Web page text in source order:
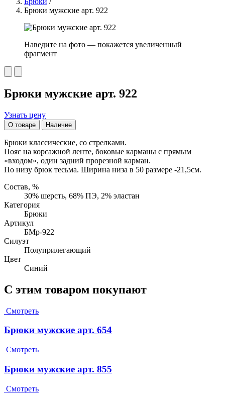
Брюки мужские арт. 922
Наведите на фото — покажется увеличенный
фрагмент
Брюки мужские арт. 922
Узнать цену
О товаре Наличие
Брюки классические, со стрелками.
Пояс на корсажной ленте, боковые карманы с прямым
«входом», один задний прорезной карман.
По низу брюк тесьма. Ширина низа в 50 размере -21,5см.
Состав, %
30% шерсть, 68% ПЭ, 2% эластан
Категория
Брюки
Артикул
БМр-922
Силуэт
Полуприлегающий
Цвет
Синий
С этим товаром покупают
Смотреть
Брюки мужские арт. 654
Смотреть
Брюки мужские арт. 855
Смотреть